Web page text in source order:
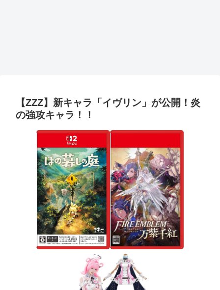
【ZZZ】新キャラ「イヴリン」が公開！炎
の強攻キャラ！！